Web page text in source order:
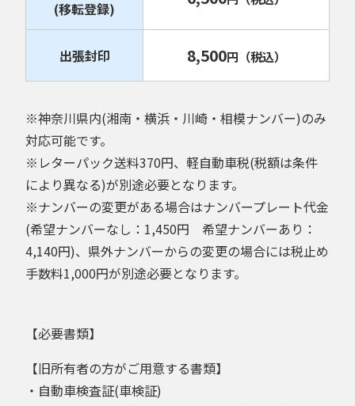
(移転登録)
出張封印 8,500円 （税込）
※神奈川県内(湘南・横浜・川崎・相模ナンバー)のみ
対応可能です。
※レターパック送料370円、軽自動車税(税額は条件
により異なる)が別途必要となります。
※ナンバーの変更がある場合はナンバープレート代金
(希望ナンバーなし：1,450円 希望ナンバーあり：
4,140円)、県外ナンバーからの変更の場合には税止め
手数料1,000円が別途必要となります。
【必要書類】
【旧所有者の方がご用意する書類】
・自動車検査証(車検証)